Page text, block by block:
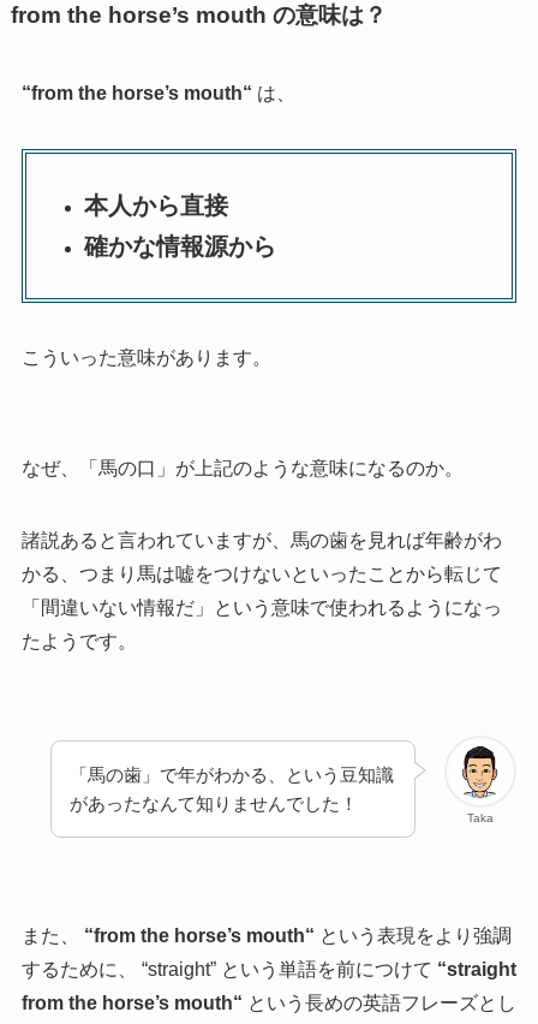
from the horse’s mouth の意味は？
“from the horse’s mouth“ は、
本人から直接
確かな情報源から
こういった意味があります。
なぜ、「馬の口」が上記のような意味になるのか。
諸説あると言われていますが、馬の歯を見れば年齢がわ
かる、つまり馬は嘘をつけないといったことから転じて
「間違いない情報だ」という意味で使われるようになっ
たようです。
Taka
「馬の歯」で年がわかる、という豆知識
があったなんて知りませんでした！
また、 “from the horse’s mouth“ という表現をより強調
するために、 “straight” という単語を前につけて “straight
from the horse’s mouth“ という長めの英語フレーズとし